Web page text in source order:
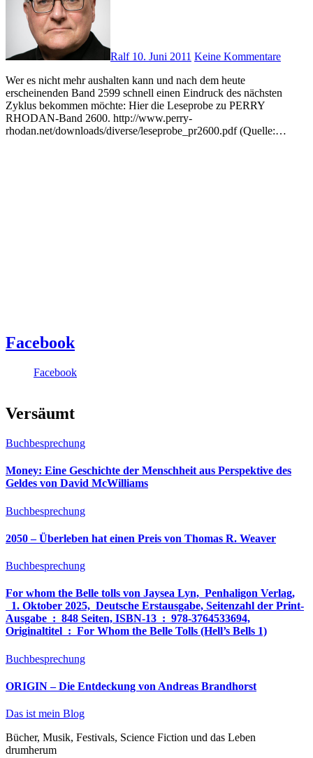
Ralf 10. Juni 2011 Keine Kommentare
Wer es nicht mehr aushalten kann und nach dem heute
erscheinenden Band 2599 schnell einen Eindruck des nächsten
Zyklus bekommen möchte: Hier die Leseprobe zu PERRY
RHODAN-Band 2600. http://www.perry-
rhodan.net/downloads/diverse/leseprobe_pr2600.pdf (Quelle:…
Facebook
Facebook
Versäumt
Buchbesprechung
Money: Eine Geschichte der Menschheit aus Perspektive des
Geldes von David McWilliams
Buchbesprechung
2050 – Überleben hat einen Preis von Thomas R. Weaver
Buchbesprechung
For whom the Belle tolls von Jaysea Lyn, ‎ Penhaligon Verlag,
‎ 1. Oktober 2025, ‎ Deutsche Erstausgabe, Seitenzahl der Print-
Ausgabe ‏ : ‎ 848 Seiten, ISBN-13 ‏ : ‎ 978-3764533694,
Originaltitel ‏ : ‎ For Whom the Belle Tolls (Hell’s Bells 1)
Buchbesprechung
ORIGIN – Die Entdeckung von Andreas Brandhorst
Das ist mein Blog
Bücher, Musik, Festivals, Science Fiction und das Leben
drumherum